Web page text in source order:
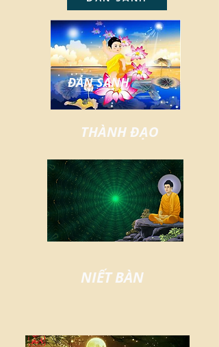
ĐẢN SANH
THÀNH ĐẠO
NIẾT BÀN